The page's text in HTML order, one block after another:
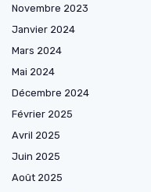
Novembre 2023
Janvier 2024
Mars 2024
Mai 2024
Décembre 2024
Février 2025
Avril 2025
Juin 2025
Août 2025